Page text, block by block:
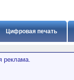
Цифровая печать
реклама.